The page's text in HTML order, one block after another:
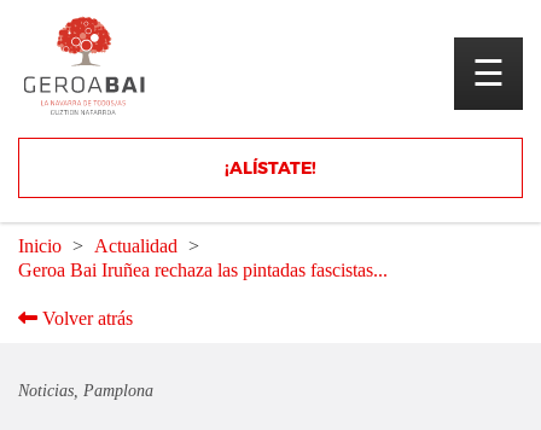
☰
¡ALÍSTATE!
Únete a nuestra LISTA de difusión de
Inicio
Actualidad
Geroa Bai Iruñea rechaza las pintadas fascistas...
Volver atrás
Noticias Pamplona